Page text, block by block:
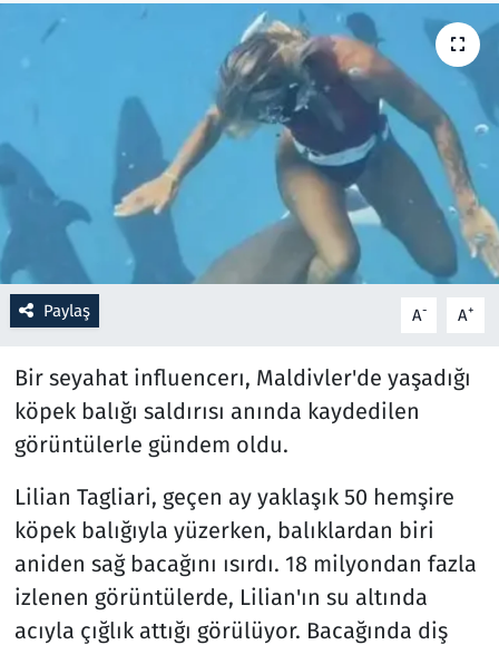
Paylaş A- A+
Bir seyahat influencerı, Maldivler'de yaşadığı
köpek balığı saldırısı anında kaydedilen
görüntülerle gündem oldu.
Lilian Tagliari, geçen ay yaklaşık 50 hemşire
köpek balığıyla yüzerken, balıklardan biri
aniden sağ bacağını ısırdı. 18 milyondan fazla
izlenen görüntülerde, Lilian'ın su altında
acıyla çığlık attığı görülüyor. Bacağında diş
Resmi İlanlar
Rüya Tabirleri
Sağlık
Savunma Sanayi
Seçim 2023
Spor
Teknoloji ve Bilim
Televizyon